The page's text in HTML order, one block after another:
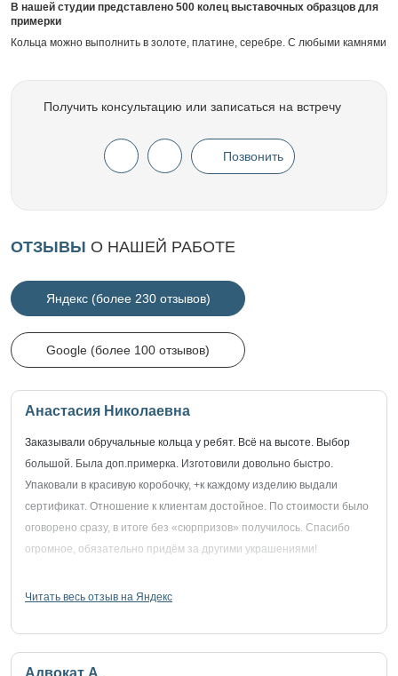
В нашей студии представлено 500 колец выставочных образцов для
примерки
Кольца можно выполнить в золоте, платине, серебре. С любыми камнями
Получить консультацию или записаться на встречу
Позвонить
ОТЗЫВЫ О НАШЕЙ РАБОТЕ
Яндекс (более 230 отзывов)
Google (более 100 отзывов)
Анастасия Николаевна
Заказывали обручальные кольца у ребят. Всё на высоте. Выбор
большой. Была доп.примерка. Изготовили довольно быстро.
Упаковали в красивую коробочку, +к каждому изделию выдали
сертификат. Отношение к клиентам достойное. По стоимости было
оговорено сразу, в итоге без «сюрпризов» получилось. Спасибо
огромное, обязательно придём за другими украшениями!
Читать весь отзыв на Яндекс
Адвокат А.